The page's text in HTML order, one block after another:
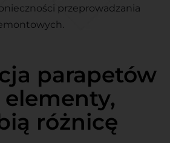
przeprowadzania
parapetów
elementy,
różnicę